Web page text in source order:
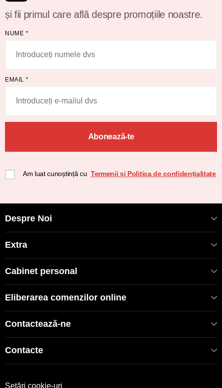
și fii primul care află despre promoțiile noastre.
NUME *
EMAIL *
Abonează-te
Am luat cunoștință cu Termenii și Politica de confidențialitate
Despre Noi
Extra
Cabinet personal
Eliberarea comenzilor online
Contactează-ne
Contacte
Setări cookie-uri